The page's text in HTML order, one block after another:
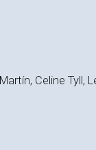
Celine Tyll,